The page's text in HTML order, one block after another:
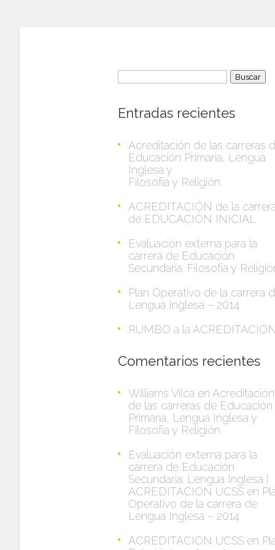
Entradas recientes
Acreditación de las carreras
Educación Primaria, Lengua
Inglesa y
Filosofía y Religión
ACREDITACIÓN de la
de EDUCACIÓN INICIAL
Evaluación externa para la
carrera de Educación
Secundaria: Filosofía y
Plan Operativo de la carrera
Lengua Inglesa – 2014
RUMBO a la ACREDITACIÓN
Comentarios recientes
Williams Vilca en Acreditación
de las carreras de Educación
Primaria, Lengua Inglesa y
Filosofía y Religión
Evaluación externa para la
carrera de Educación
Secundaria: Lengua Inglesa |
ACREDITACION UCSS en
Operativo de la carrera de
Lengua Inglesa – 2014
ACREDITACION UCSS en